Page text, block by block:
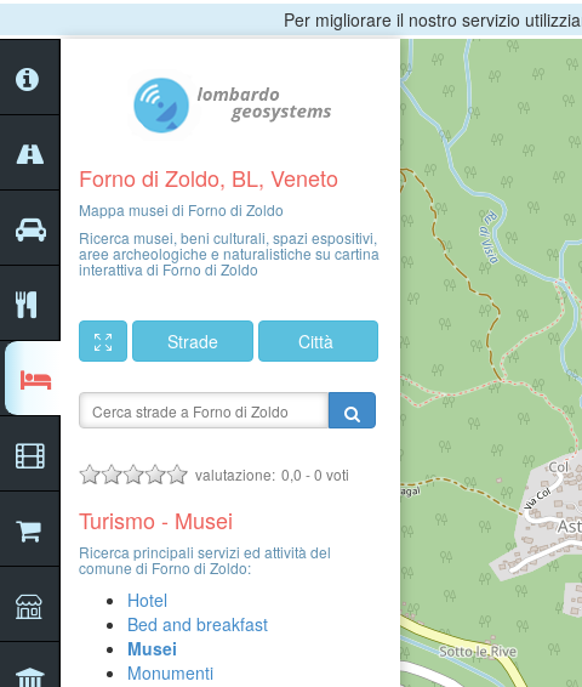
Per migliorare il nostro servizio
Forno di Zoldo, BL, Veneto
Mappa musei di Forno di Zoldo
Ricerca musei, beni culturali, spazi espositivi,
aree archeologiche e naturalistiche su cartina
interattiva di Forno di Zoldo
Strade Città
valutazione: 0,0 -0 voti
Turismo - Musei
Ricerca principali servizi ed attività del
comune di Forno di Zoldo:
Hotel
Bed and breakfast
Musei
Monumenti